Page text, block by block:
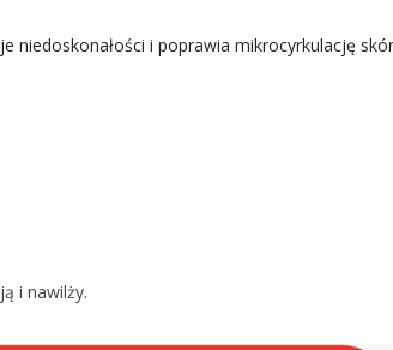
niedoskonałości i poprawia mikrocyrkulację
i nawilży.